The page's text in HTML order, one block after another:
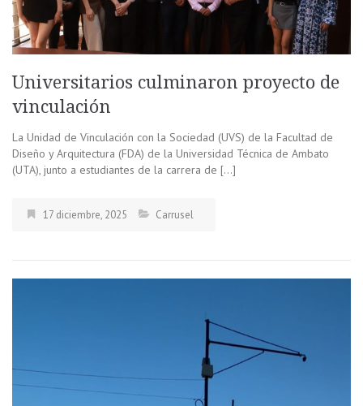
Universitarios culminaron proyecto de
vinculación
La Unidad de Vinculación con la Sociedad (UVS) de la Facultad de
Diseño y Arquitectura (FDA) de la Universidad Técnica de Ambato
(UTA), junto a estudiantes de la carrera de […]
17 diciembre, 2025 Carrusel